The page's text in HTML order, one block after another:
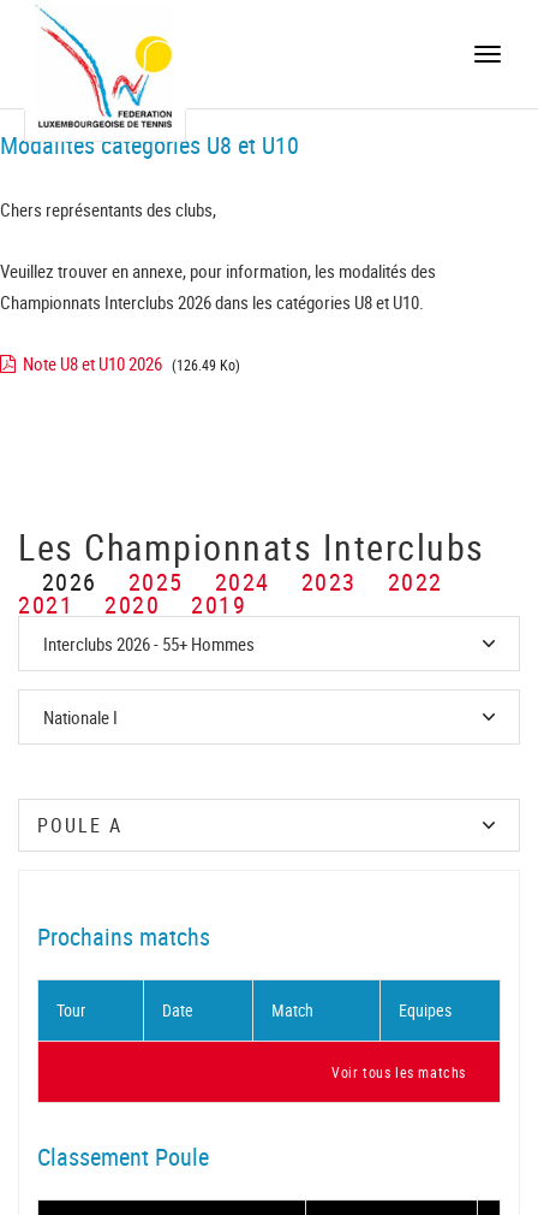
Toggle
Modalités catégories U8 et U10
Chers représentants des clubs,
Veuillez trouver en annexe, pour information, les modalités des
Championnats Interclubs 2026 dans les catégories U8 et U10.
Note U8 et U10 2026 (126.49 Ko)
Les Championnats Interclubs
2026 2025 2024 2023 2022
2021 2020 2019
Prochains matchs
Tour Date Match Equipes
Voir tous les matchs
Classement Poule